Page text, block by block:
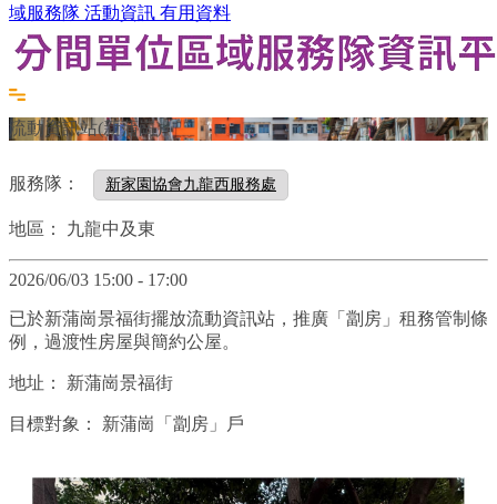
域服務隊 活動資訊 有用資料
流動資訊站(新蒲崗)
服務隊： 新家園協會九龍西服務處
地區： 九龍中及東
2026/06/03 15:00 - 17:00
已於新蒲崗景福街擺放流動資訊站，推廣「劏房」租務管制條
例，過渡性房屋與簡約公屋。
地址： 新蒲崗景福街
目標對象： 新蒲崗「劏房」戶